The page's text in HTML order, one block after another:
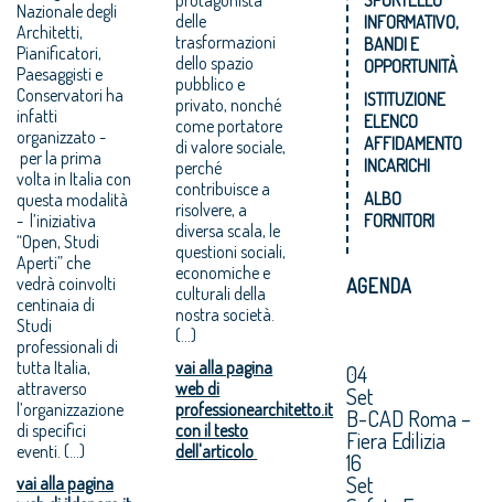
Nazionale degli
Architetti,
Pianificatori,
Paesaggisti e
Conservatori ha
infatti
organizzato -
per la prima
volta in Italia con
questa modalità
- l’iniziativa
“Open, Studi
Aperti” che
vedrà coinvolti
centinaia di
Studi
professionali di
tutta Italia,
attraverso
l’organizzazione
di specifici
eventi. (...)
vai alla pagina
delle
trasformazioni
dello spazio
pubblico e
privato, nonché
come portatore
di valore sociale,
perché
contribuisce a
risolvere, a
diversa scala, le
questioni sociali,
economiche e
culturali della
nostra società.
(...)
vai alla pagina
web di
professionearchitetto.it
con il testo
dell'articolo
INFORMATIVO,
BANDI E
OPPORTUNITÀ
ISTITUZIONE
ELENCO
AFFIDAMENTO
INCARICHI
ALBO
FORNITORI
AGENDA
04
Set
B-CAD Roma –
Fiera Edilizia
16
Set